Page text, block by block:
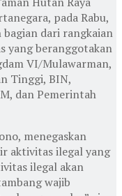
pada Rabu,
dari rangkaian
yang beranggotakan
VI/Mulawarman,
Tinggi, BIN,
dan Pemerintah
menegaskan
aktivitas ilegal yang
ilegal akan
wajib